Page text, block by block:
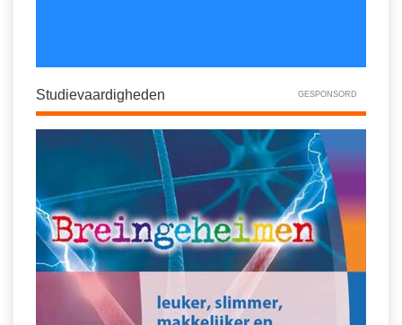
Studievaardigheden GESPONSORD